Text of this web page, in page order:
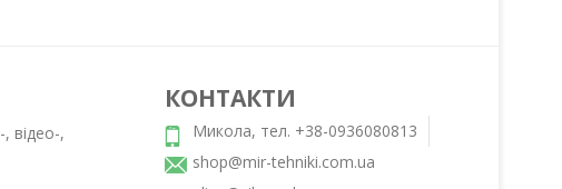
відео-,
КОНТАКТИ
Микола, тел. +38-0936080813
shop@mir-tehniki.com.ua